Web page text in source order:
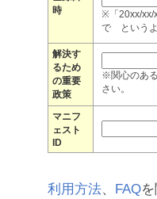
時
※「20xx/
で というよ
解決す
るため
の重要
政策
※関心のあ
さい。
マニフ
ェスト
ID
利用方法、 FAQ